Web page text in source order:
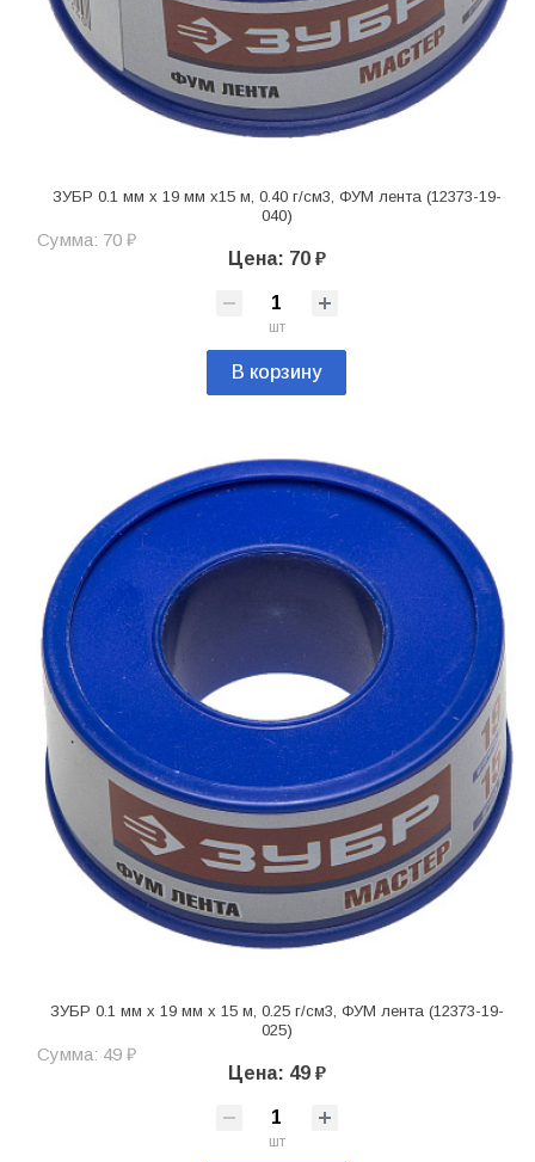
ЗУБР 0.1 мм х 19 мм х15 м, 0.40 г/см3, ФУМ лента (12373-19-
040)
Сумма: 70 ₽
Цена: 70 ₽
шт
В корзину
ЗУБР 0.1 мм х 19 мм х 15 м, 0.25 г/см3, ФУМ лента (12373-19-
025)
Сумма: 49 ₽
Цена: 49 ₽
шт